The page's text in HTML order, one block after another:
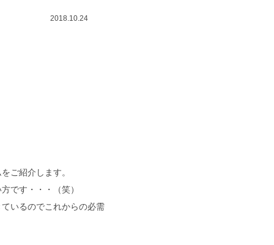
2018.10.24
ご紹介します。
です・・・（笑）
いるのでこれからの必需